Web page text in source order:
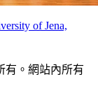
of Jena,
有。網站內所有